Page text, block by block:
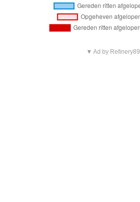
▼ Ad by Refinery89